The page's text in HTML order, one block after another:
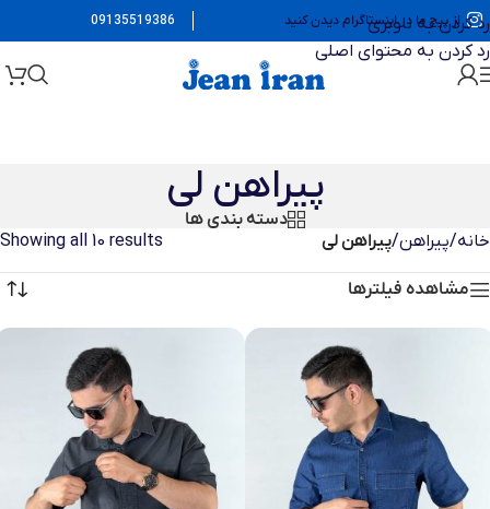
رد کردن به ناوبری
رد کردن به محتوای اصلی
از پیج ما در اینستاگرام دیدن کنید 09135519386
پیراهن لی
دسته بندی ها
خانه/پیراهن/پیراهن لی Showing all 10 results
مشاهده فیلترها